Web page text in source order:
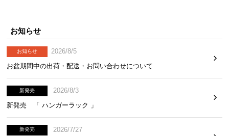
お知らせ
お知らせ
2026/8/5
お盆期間中の出荷・配送・お問い合わせについて
新発売
2026/8/3
新発売 「 ハンガーラック 」
新発売
2026/7/27